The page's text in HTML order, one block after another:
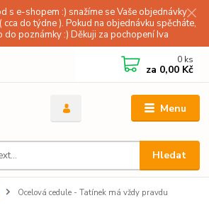
s e-shopem :) snažíme se Vaše objednávky
do týdne ). Pokud na objednávku spěcháte,
poznámky :) Děkuji za pochopení Iva
Menu
Hledat
0 ks
za 0,00 Kč
Ocelová cedule - Tatínek má vždy pravdu